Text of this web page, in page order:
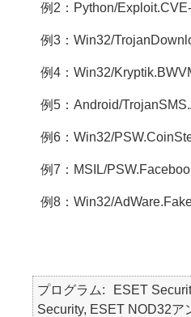
例2：Python/
例3：Win32/
例4：Win32/
例5：Android/
例6：Win32/
例7：MSIL/
例8：Win32/
プログラム
ESET
Security, ESET NOD32ア